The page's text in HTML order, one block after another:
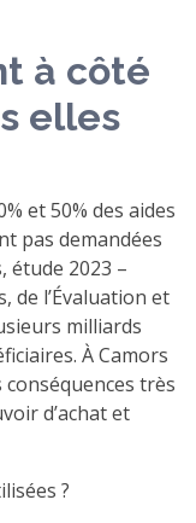
à côté
elles
et 50% des aides
pas demandées
étude 2023 –
de l’Évaluation et
milliards
À Camors
très
d’achat et
?